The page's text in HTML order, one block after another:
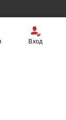
ОГРНИП
Вход